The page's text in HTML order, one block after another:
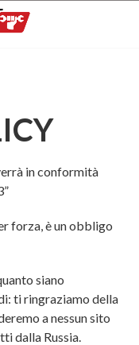
in conformità
forza, è un obbligo
siano
ti ringraziamo della
a nessun sito
dalla Russia.